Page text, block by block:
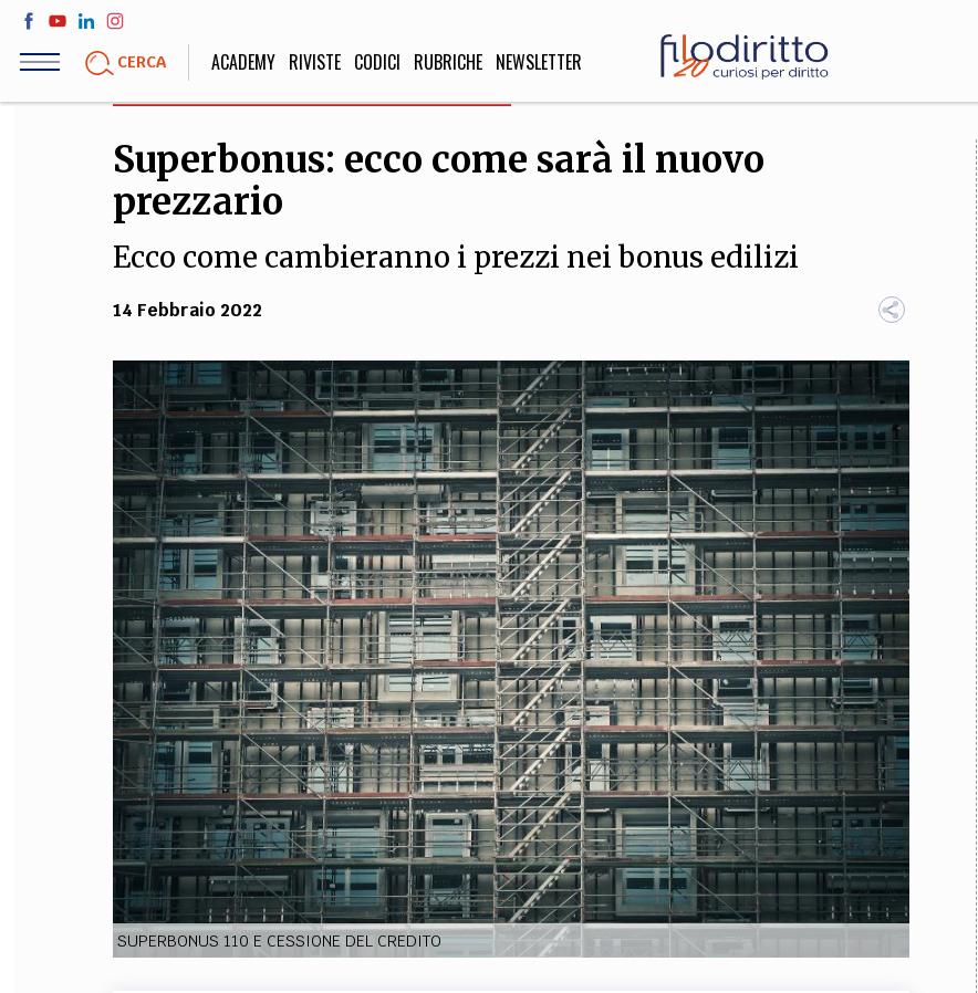
Salta
contenuto
CERCA ACADEMY RIVISTE CODICI RUBRICHE NEWSLETTER
LIFE STYLE
Sport, Cucina, Viaggi,
SOCIETÀ
STORIA E FILOSOFIA
Scienze storiche,
umanistiche, Religione
INNOVAZIONE
Scienze informatiche,
Architettura, Ingegneria
TEAM
FILODIRITTO REDAZIONE COMITATO SCIENTIFICO AUTORI CURATORI FOTOGRAFI
EXTRA
CODICI RUBRICHE LIBRI PROCEEDINGS PUBBLICITÀ CONTATTI
SOCIAL MEDIA
Superbonus: ecco come sarà il nuovo
prezzario
Ecco come cambieranno i prezzi nei bonus edilizi
14 Febbraio 2022
SUPERBONUS 110 E CESSIONE DEL CREDITO